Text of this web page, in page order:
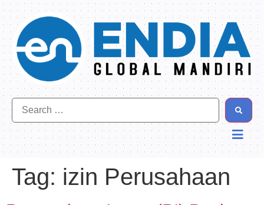
Tag: izin Perusahaan